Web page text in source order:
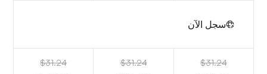
سجل الآن
$31.24
$31.24
$31.24